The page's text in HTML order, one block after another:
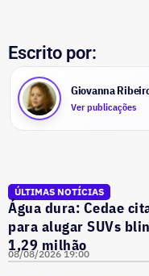
Escrito por:
Giovanna
Ver publicações
ÚLTIMAS NOTÍCIAS
Água dura: Cedae
para alugar SUVs
1,29 milhão
08/08/2026 19:00